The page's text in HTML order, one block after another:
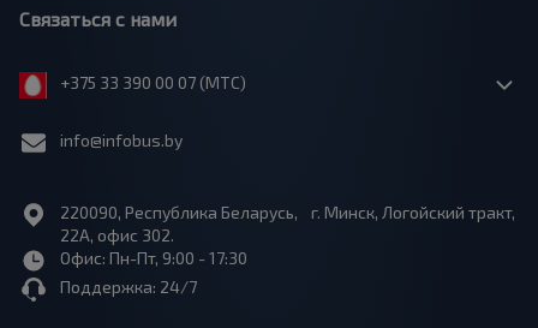
Связаться с нами
+375 33 390 00 07 (МТС)
info@infobus.by
220090, Республика Беларусь, г. Минск, Логойский тракт,
22А, офис 302.
Офис: Пн-Пт, 9:00 - 17:30
Поддержка: 24/7